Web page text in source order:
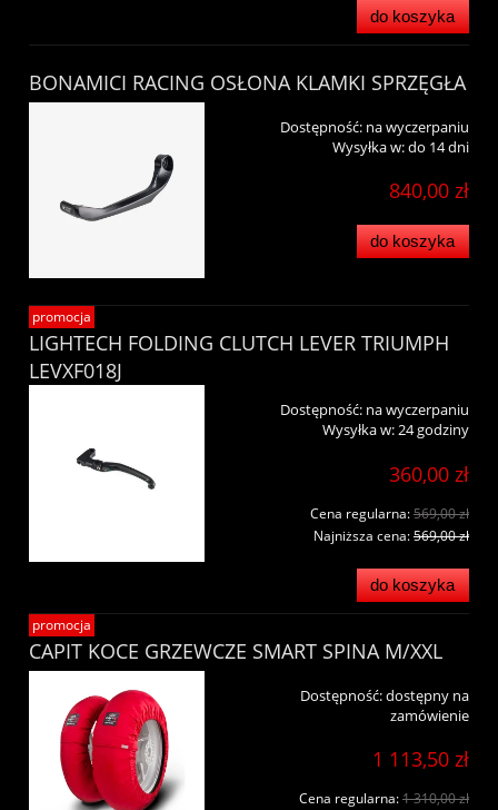
do koszyka
BONAMICI RACING OSŁONA KLAMKI SPRZĘGŁA
Dostępność: na wyczerpaniu
Wysyłka w:do 14 dni
840,00 zł
do koszyka
LIGHTECH FOLDING CLUTCH LEVER TRIUMPH
LEVXF018J
Dostępność: na wyczerpaniu
Wysyłka w:24 godziny
360,00 zł
Cena regularna:569,00 zł
Najniższa cena:569,00 zł
do koszyka
promocja
CAPIT KOCE GRZEWCZE SMART SPINA M/XXL
Dostępność:dostępny na
zamówienie
1 113,50 zł
Cena regularna:1 310,00 zł
promocja